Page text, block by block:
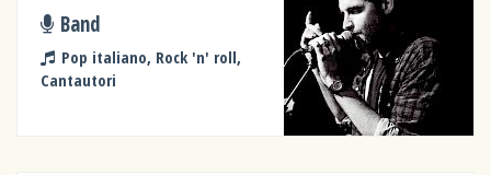
Band
Pop italiano, Rock 'n' roll,
Cantautori